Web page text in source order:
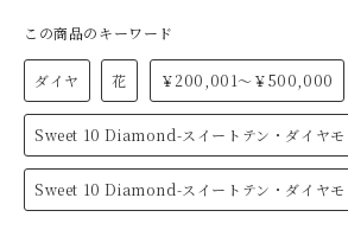
この商品のキーワード
ダイヤ 花 ￥200,001～￥500,000
Sweet 10 Diamond-スイートテン・ダイヤモ
Sweet 10 Diamond-スイートテン・ダイヤモ